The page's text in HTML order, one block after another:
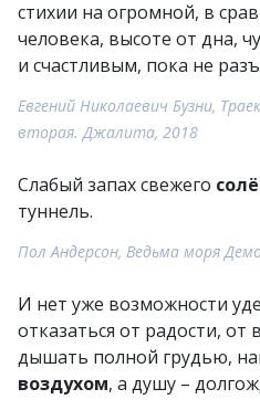
стихии на огромной, в
человека, высоте от дна,
и счастливым, пока не
Евгений Николаевич Бузни,
вторая. Джалита, 2018
Слабый запах свежего
туннель.
Пол Андерсон, Ведьма моря
И нет уже возможности
отказаться от радости, от
дышать полной грудью,
воздухом, а душу –